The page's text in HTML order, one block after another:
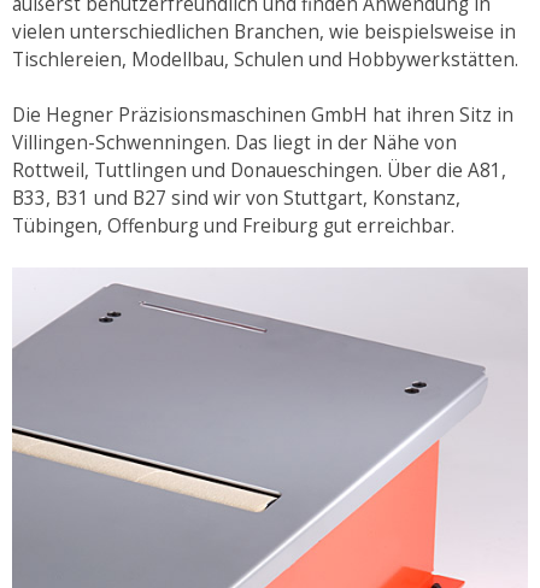
vielen unterschiedlichen Branchen, wie beispielsweise in
Tischlereien, Modellbau, Schulen und Hobbywerkstätten.
Die Hegner Präzisionsmaschinen GmbH hat ihren Sitz in
Villingen-Schwenningen. Das liegt in der Nähe von
Rottweil, Tuttlingen und Donaueschingen. Über die A81,
B33, B31 und B27 sind wir von Stuttgart, Konstanz,
Tübingen, Offenburg und Freiburg gut erreichbar.